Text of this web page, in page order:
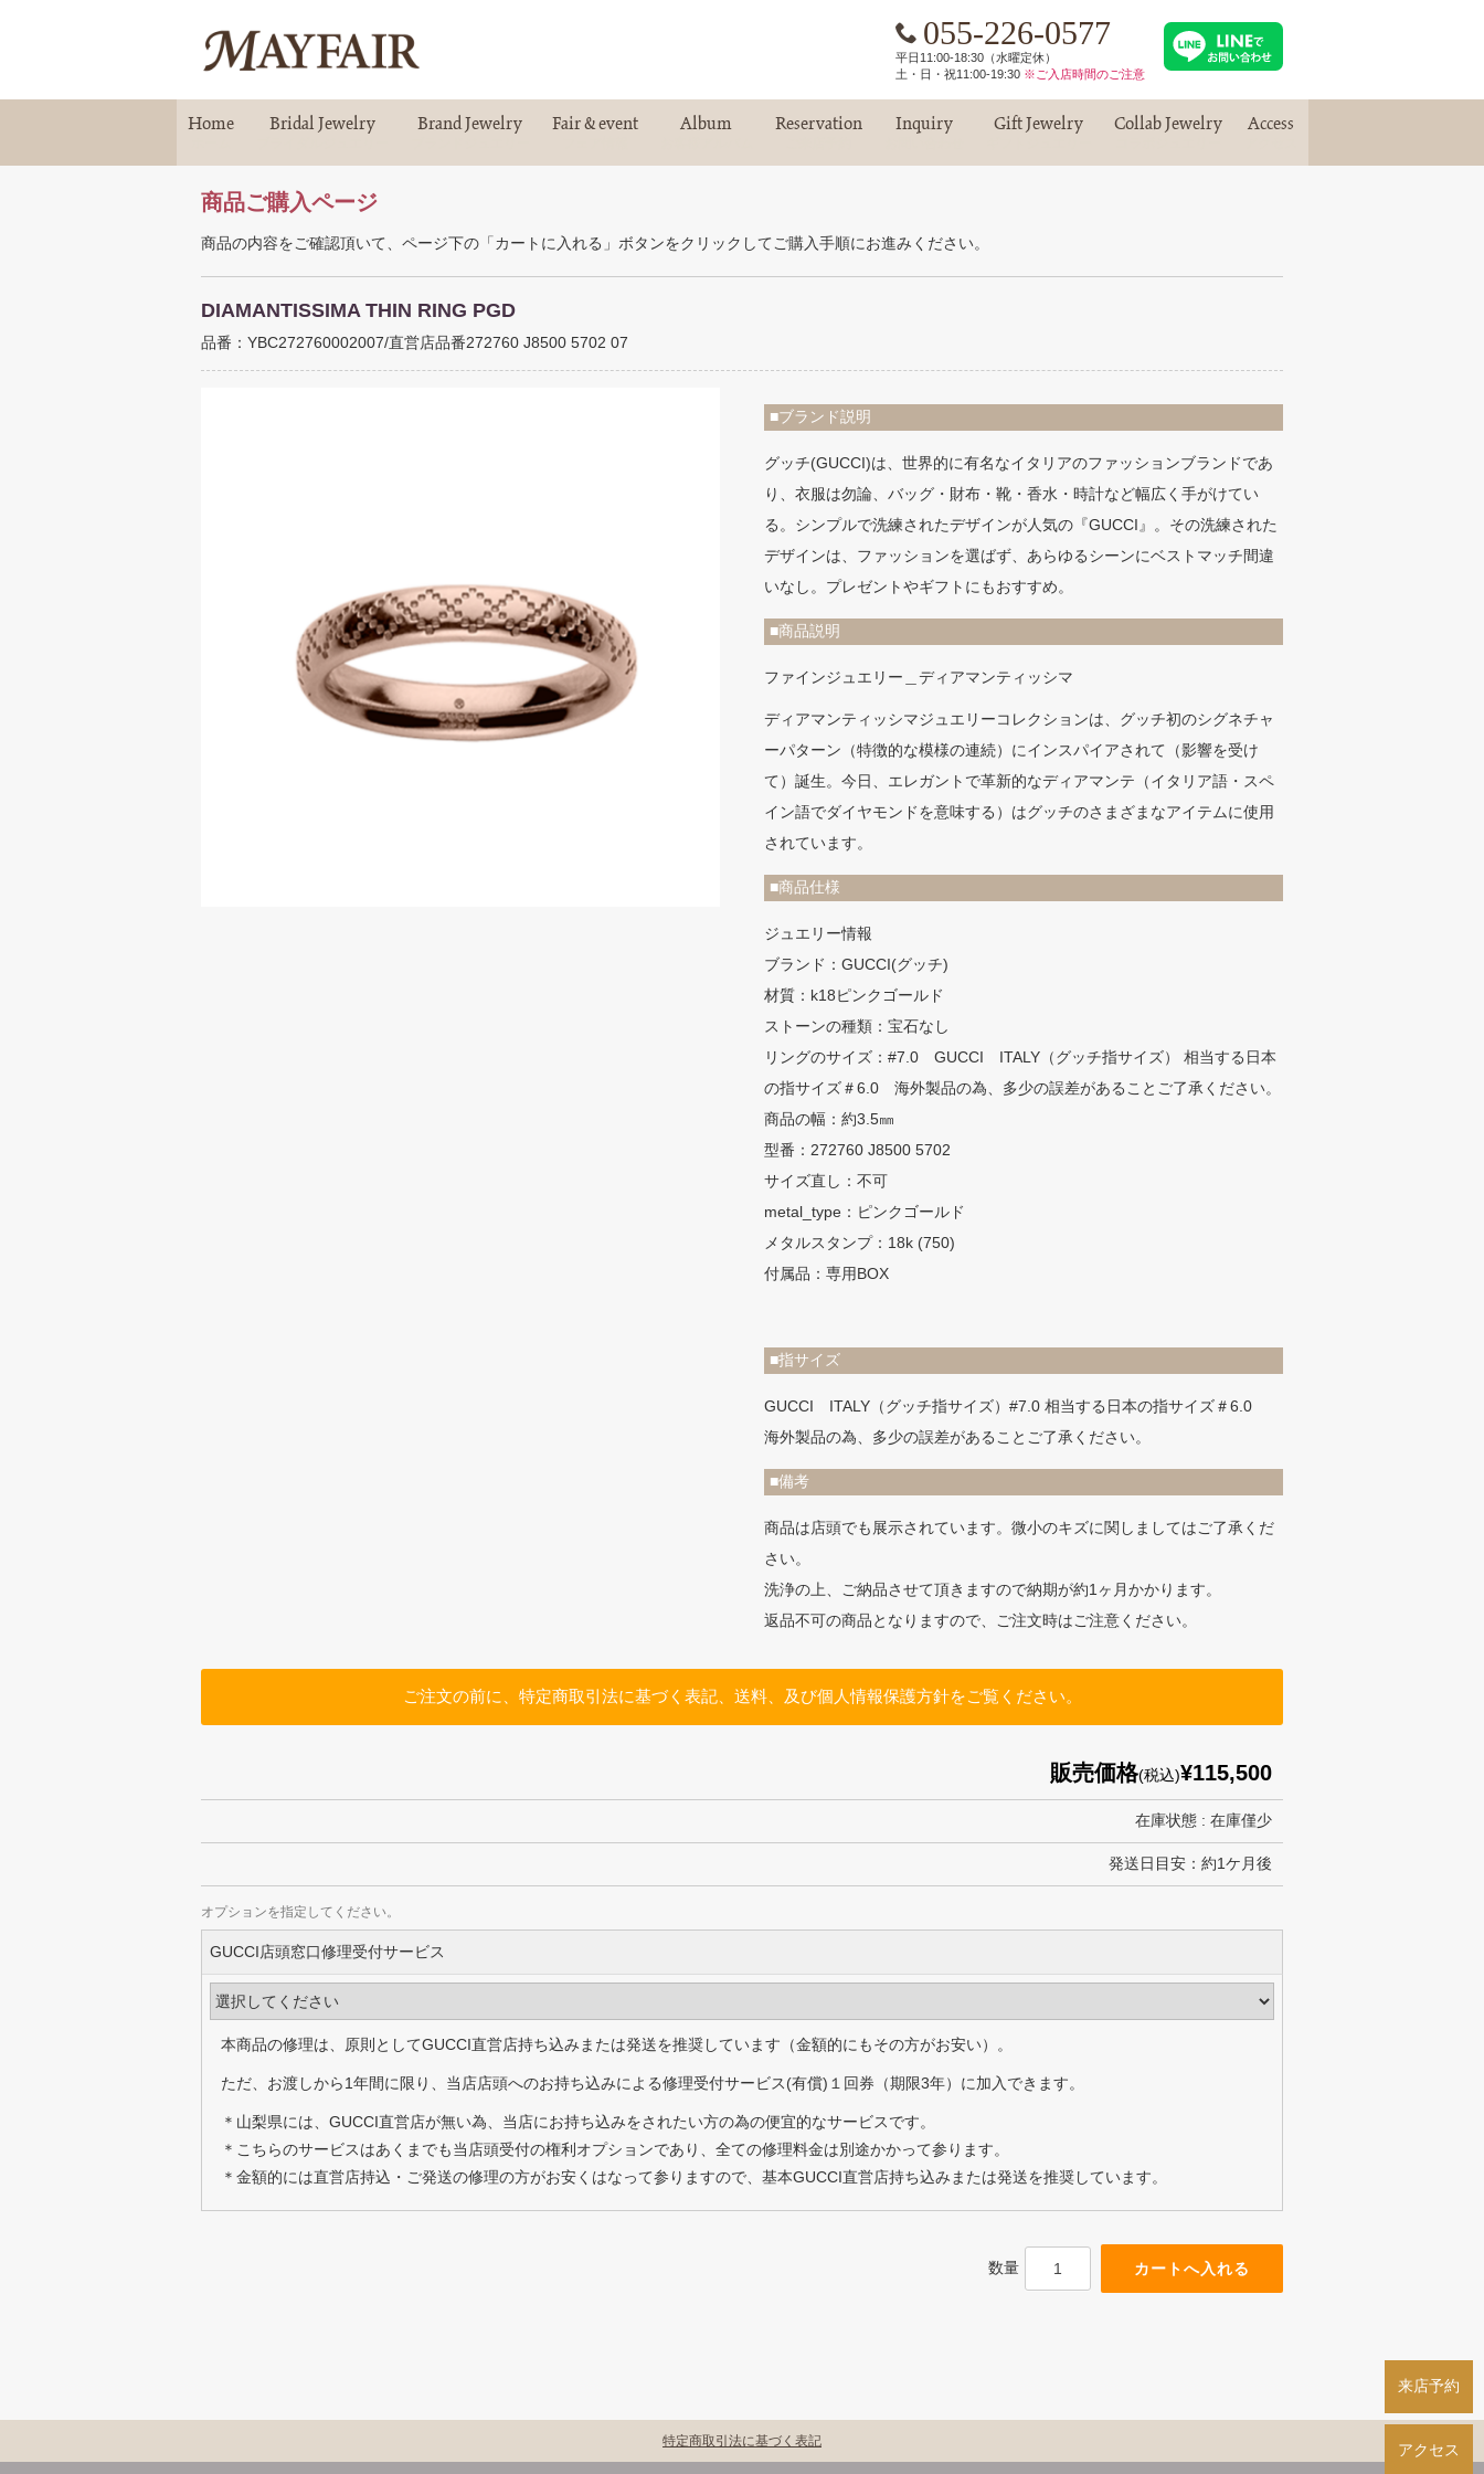
055-226-0577
平日11:00-18:30（水曜定休）
土・日・祝11:00-19:30 ※ご入店時間のご注意
Home Bridal Jewelry Brand Jewelry Fair & event Album Reservation Inquiry Gift Jewelry Collab Jewelry Access
商品ご購入ページ
商品の内容をご確認頂いて、ページ下の「カートに入れる」ボタンをクリックしてご購入手順にお進みください。
DIAMANTISSIMA THIN RING PGD
品番：YBC272760002007/直営店品番272760 J8500 5702 07
■ブランド説明
グッチ(GUCCI)は、世界的に有名なイタリアのファッションブランドであ
り、衣服は勿論、バッグ・財布・靴・香水・時計など幅広く手がけてい
る。シンプルで洗練されたデザインが人気の『GUCCI』。その洗練された
デザインは、ファッションを選ばず、あらゆるシーンにベストマッチ間違
いなし。プレゼントやギフトにもおすすめ。
■商品説明
ファインジュエリー＿ディアマンティッシマ
ディアマンティッシマジュエリーコレクションは、グッチ初のシグネチャ
ーパターン（特徴的な模様の連続）にインスパイアされて（影響を受け
て）誕生。今日、エレガントで革新的なディアマンテ（イタリア語・スペ
イン語でダイヤモンドを意味する）はグッチのさまざまなアイテムに使用
されています。
■商品仕様
ジュエリー情報
ブランド：GUCCI(グッチ)
材質：k18ピンクゴールド
ストーンの種類：宝石なし
リングのサイズ：#7.0 GUCCI ITALY（グッチ指サイズ） 相当する日本
の指サイズ＃6.0 海外製品の為、多少の誤差があることご了承ください。
商品の幅：約3.5㎜
型番：272760 J8500 5702
サイズ直し：不可
metal_type：ピンクゴールド
メタルスタンプ：18k (750)
付属品：専用BOX
■指サイズ
GUCCI ITALY（グッチ指サイズ）#7.0 相当する日本の指サイズ＃6.0
海外製品の為、多少の誤差があることご了承ください。
■備考
商品は店頭でも展示されています。微小のキズに関しましてはご了承くだ
さい。
洗浄の上、ご納品させて頂きますので納期が約1ヶ月かかります。
返品不可の商品となりますので、ご注文時はご注意ください。
ご注文の前に、特定商取引法に基づく表記、送料、及び個人情報保護方針をご覧ください。
販売価格(税込)¥115,500
在庫状態 : 在庫僅少
発送日目安：約1ケ月後
オプションを指定してください。
GUCCI店頭窓口修理受付サービス
本商品の修理は、原則としてGUCCI直営店持ち込みまたは発送を推奨しています（金額的にもその方がお安い）。
ただ、お渡しから1年間に限り、当店店頭へのお持ち込みによる修理受付サービス(有償)１回券（期限3年）に加入できます。
＊山梨県には、GUCCI直営店が無い為、当店にお持ち込みをされたい方の為の便宜的なサービスです。
＊こちらのサービスはあくまでも当店頭受付の権利オプションであり、全ての修理料金は別途かかって参ります。
＊金額的には直営店持込・ご発送の修理の方がお安くはなって参りますので、基本GUCCI直営店持ち込みまたは発送を推奨しています。
数量
特定商取引法に基づく表記
来店予約
アクセス